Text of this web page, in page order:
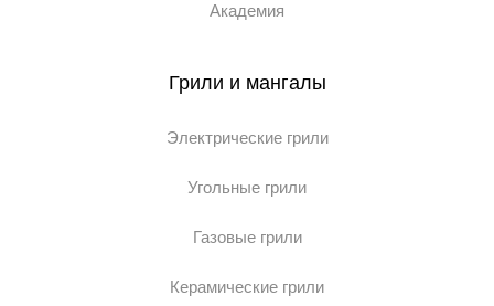
Академия
Грили и мангалы
Электрические грили
Угольные грили
Газовые грили
Керамические грили